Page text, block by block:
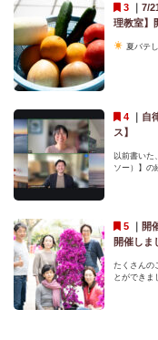
｜ 7/
理教室】
夏バテ
｜ 自
ス】
以前書いた
ソー）】の
｜ 開
開催しま
たくさんの
とができま